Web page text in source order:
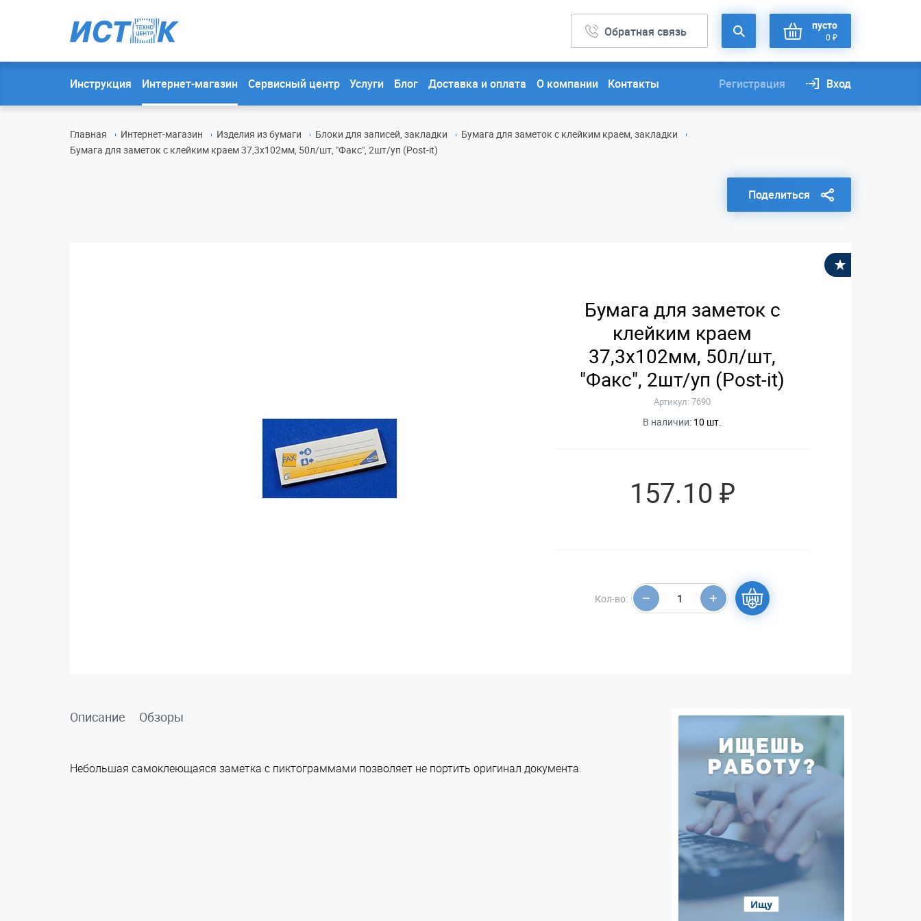
Обратная связь пусто
0 ₽
Инструкция Интернет-магазин Сервисный центр Услуги Блог Доставка и оплата О компании Контакты Регистрация Вход
Главная Интернет-магазин Изделия из бумаги Блоки для записей, закладки
Бумага для заметок с клейким краем, закладки
Бумага для заметок с клейким краем 37,3х102мм, 50л/шт, "Факс", 2шт/уп (Post-it)
Поделиться
Бумага для заметок с
клейким краем
37,3х102мм, 50л/шт,
"Факс", 2шт/уп (Post-it)
Артикул: 7690
В наличии: 10 шт.
157.10 ₽
Кол-во:
Описание Обзоры
Небольшая самоклеющаяся заметка с пиктограммами позволяет не портить оригинал документа.